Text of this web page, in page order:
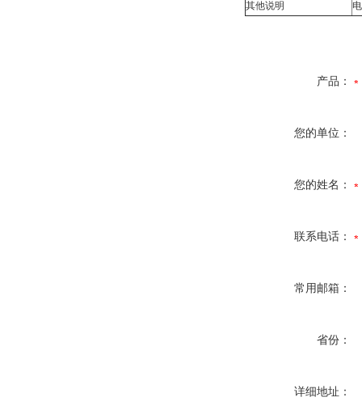
其他说明
产品：
您的单位：
您的姓名：
联系电话：
常用邮箱：
省份：
详细地址：